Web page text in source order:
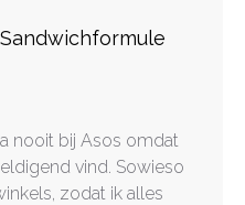
nooit bij Asos omdat
vind. Sowieso
zodat ik alles